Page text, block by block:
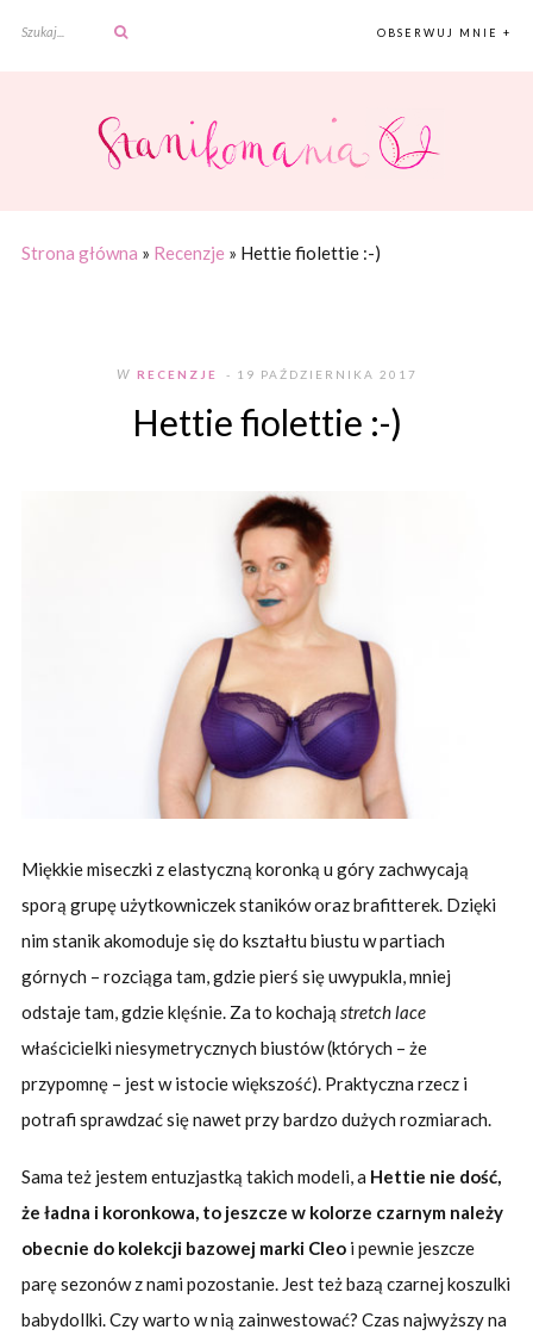
OBSERWUJ MNIE +
Strona główna » Recenzje » Hettie fiolettie :-)
W RECENZJE - 19 PAŹDZIERNIKA 2017
Hettie fiolettie :-)
Miękkie miseczki z elastyczną koronką u góry zachwycają
sporą grupę użytkowniczek staników oraz brafitterek. Dzięki
nim stanik akomoduje się do kształtu biustu w partiach
górnych – rozciąga tam, gdzie pierś się uwypukla, mniej
odstaje tam, gdzie klęśnie. Za to kochają stretch lace
właścicielki niesymetrycznych biustów (których – że
przypomnę – jest w istocie większość). Praktyczna rzecz i
potrafi sprawdzać się nawet przy bardzo dużych rozmiarach.
Sama też jestem entuzjastką takich modeli, a Hettie nie dość,
że ładna i koronkowa, to jeszcze w kolorze czarnym należy
obecnie do kolekcji bazowej marki Cleoi pewnie jeszcze
parę sezonów z nami pozostanie. Jest też bazą czarnej koszulki
babydollki. Czy warto w nią zainwestować? Czas najwyższy na